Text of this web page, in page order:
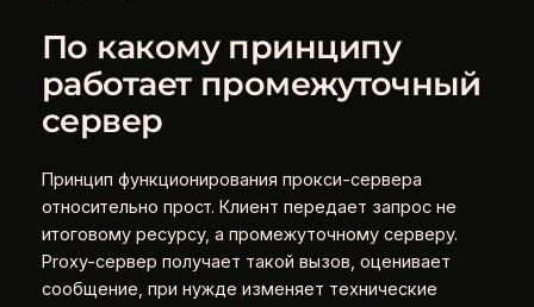
По какому принципу
работает промежуточный
сервер
Принцип функционирования прокси-сервера
относительно прост. Клиент передает запрос не
итоговому ресурсу, а промежуточному серверу.
Proxy-сервер получает такой вызов, оценивает
сообщение, при нужде изменяет технические